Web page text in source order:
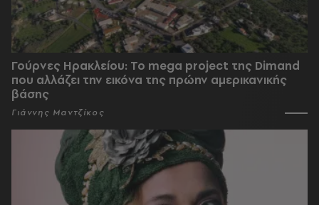
Γούρνες Ηρακλείου: To mega project της Dimand
που αλλάζει την εικόνα της πρώην αμερικανικής
βάσης
Γιάννης Μαντζίκος